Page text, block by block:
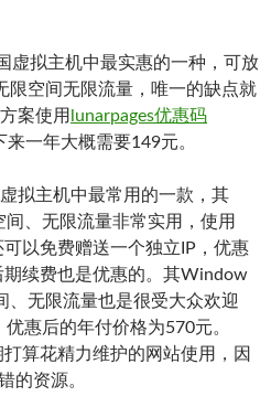
虚拟主机中最实惠的一种，可放
限空间无限流量，唯一的缺点就
案使用 lunarpages优惠码
一年大概需要149元。
拟主机中最常用的一款，其
、无限流量非常实用，使用
可以免费赠送一个独立IP，优惠
续费也是优惠的。其Window
、无限流量也是很受大众欢迎
惠后的年付价格为570元。
算花精力维护的网站使用，因
的资源。